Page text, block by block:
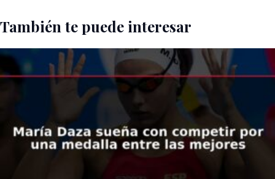
También te puede interesar